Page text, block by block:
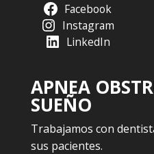
Facebook
Instagram
LinkedIn
APNEA
SUEÑO
Trabajamos con
sus pacientes.